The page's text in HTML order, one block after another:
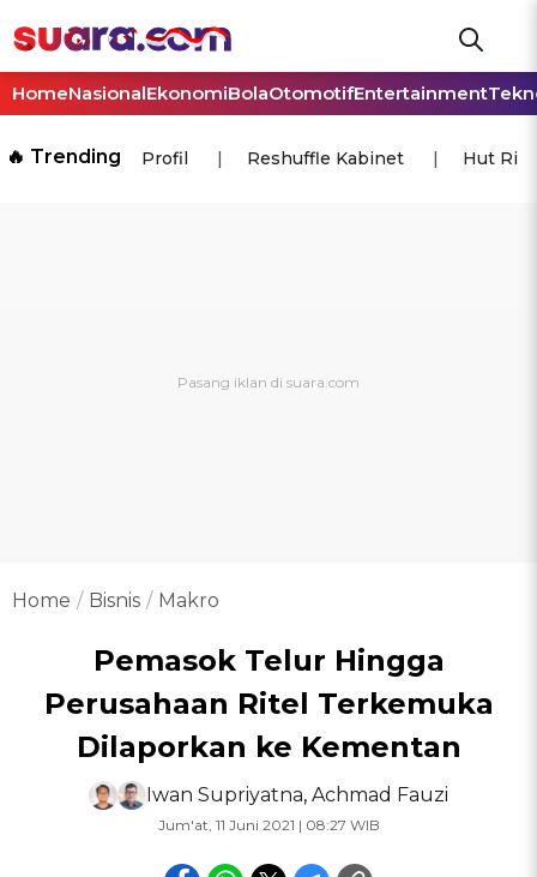
HomeNasionalEkonomiBolaOtomotifEntertainment
🔥 Trending Profil Reshuffle Kabinet Hut Ri
Home Bisnis Makro
Pemasok Telur Hingga
Perusahaan Ritel Terkemuka
Dilaporkan ke Kementan
Iwan Supriyatna, Achmad Fauzi
Jum'at, 11 Juni 2021 | 08:27 WIB